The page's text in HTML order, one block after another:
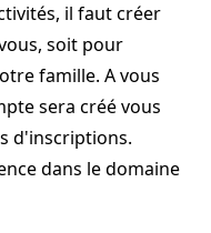
il faut créer
soit pour
famille. A vous
sera créé vous
d'inscriptions.
dans le domaine